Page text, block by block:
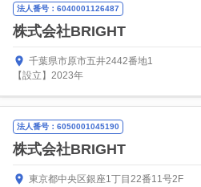
法人番号：6040001126487
株式会社BRIGHT
千葉県市原市五井2442番地1
【設立】2023年
法人番号：6050001045190
株式会社BRIGHT
東京都中央区銀座1丁目22番11号2F